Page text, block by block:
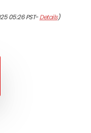
05:26 PST-Details)